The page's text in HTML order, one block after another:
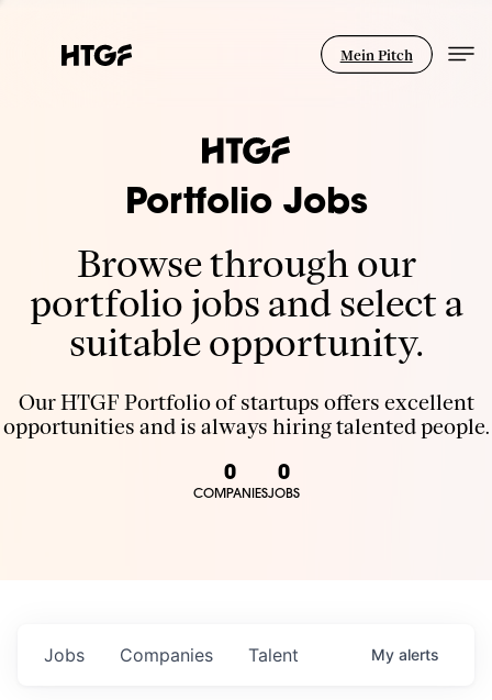
Mein Pitch
Portfolio Jobs
Browse through our
portfolio jobs and select a
suitable opportunity.
Our HTGF Portfolio of startups offers excellent
opportunities and is always hiring talented people.
0
COMPANIES
0
JOBS
Jobs Companies Talent My alerts